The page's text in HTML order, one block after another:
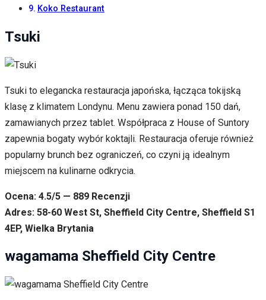
Koko Restaurant
Tsuki
Tsuki to elegancka restauracja japońska, łącząca tokijską
klasę z klimatem Londynu. Menu zawiera ponad 150 dań,
zamawianych przez tablet. Współpraca z House of Suntory
zapewnia bogaty wybór koktajli. Restauracja oferuje również
popularny brunch bez ograniczeń, co czyni ją idealnym
miejscem na kulinarne odkrycia.
Ocena: 4.5/5 — 889 Recenzji
Adres: 58-60 West St, Sheffield City Centre, Sheffield S1
4EP, Wielka Brytania
wagamama Sheffield City Centre